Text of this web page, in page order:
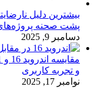
بیشترین دلیل
پشت صحنه
دسامبر 9, 2025
و تجربه کاربری
نوامبر 17, 2025